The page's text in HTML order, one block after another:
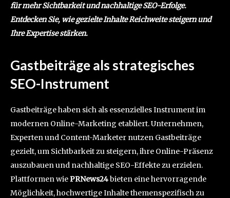
für mehr Sichtbarkeit und nachhaltige SEO-Erfolge.
Entdecken Sie, wie gezielte Inhalte Reichweite steigern und
Ihre Expertise stärken.
Gastbeiträge als strategisches
SEO-Instrument
Gastbeiträge haben sich als essenzielles Instrument im
modernen Online-Marketing etabliert. Unternehmen,
Experten und Content-Marketer nutzen Gastbeiträge
gezielt, um Sichtbarkeit zu steigern, ihre Online-Präsenz
auszubauen und nachhaltige SEO-Effekte zu erzielen.
Plattformen wiePRNews24bieten eine hervorragende
Möglichkeit, hochwertige Inhalte themenspezifisch zu